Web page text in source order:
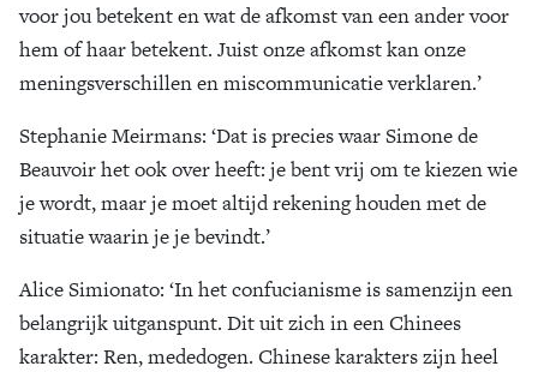
voor jou betekent en wat de afkomst van een ander voor
hem of haar betekent. Juist onze afkomst kan onze
meningsverschillen en miscommunicatie verklaren.’
Stephanie Meirmans: ‘Dat is precies waar Simone de
Beauvoir het ook over heeft: je bent vrij om te kiezen wie
je wordt, maar je moet altijd rekening houden met de
situatie waarin je je bevindt.’
Alice Simionato: ‘In het confucianisme is samenzijn een
belangrijk uitganspunt. Dit uit zich in een Chinees
karakter: Ren, mededogen. Chinese karakters zijn heel